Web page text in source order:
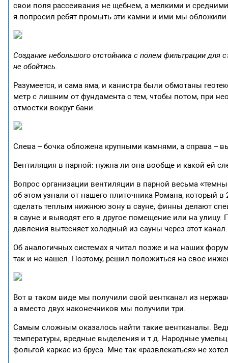
свои поля рассеивания не щебнем, а мелкими и
я попросил ребят промыть эти камни и ими мы
Создание небольшого отстойника с полем фильтрации для
не обойтись.
Разумеется, и сама яма, и канистра были обмотаны
метр с лишним от фундамента с тем, чтобы потом, при
отмостки вокруг бани.
Слева – бочка обложена крупными камнями, а справа –
Вентиляция в парной: нужна ли она вообще и какой ей
Вопрос организации вентиляции в парной весьма
об этом узнали от нашего плиточника Романа, который
сделать теплым нижнюю зону в сауне, финны делают
в сауне и выводят его в другое помещение или на улицу.
давления вытесняет холодный из сауны через этот канал.
Об аналогичных системах я читал позже и на наших
так и не нашел. Поэтому, решил положиться на свое
Вот в таком виде мы получили свой вентканал из
а вместо двух наконечников мы получили три.
Самым сложным оказалось найти такие вентканалы.
температуры, вредные выделения и т.д. Народные
фольгой каркас из бруса. Мне так «развлекаться» не